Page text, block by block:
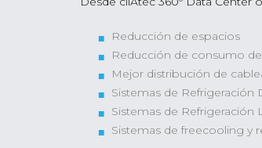
Reducción de espacios
Reducción de consumo
Mejor distribución de
Sistemas de Refrigeración
Sistemas de Refrigeración
Sistemas de freecooling y